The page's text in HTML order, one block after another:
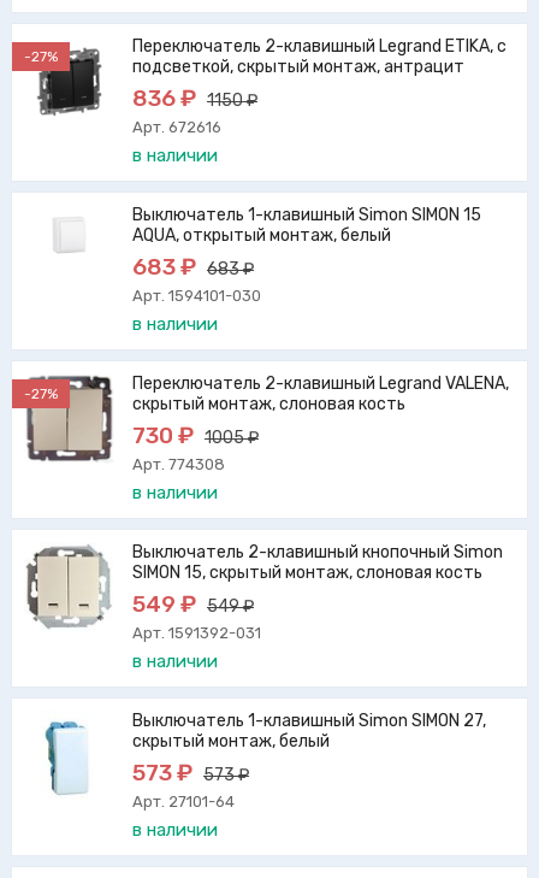
-27%
Переключатель 2-клавишный Legrand ETIKA, с
подсветкой, скрытый монтаж, антрацит
836 ₽ 1150 ₽
Арт. 672616
в наличии
Выключатель 1-клавишный Simon SIMON 15
AQUA, открытый монтаж, белый
683 ₽ 683 ₽
Арт. 1594101-030
в наличии
-27%
Переключатель 2-клавишный Legrand VALENA,
скрытый монтаж, слоновая кость
730 ₽ 1005 ₽
Арт. 774308
в наличии
Выключатель 2-клавишный кнопочный Simon
SIMON 15, скрытый монтаж, слоновая кость
549 ₽ 549 ₽
Арт. 1591392-031
в наличии
Выключатель 1-клавишный Simon SIMON 27,
скрытый монтаж, белый
573 ₽ 573 ₽
Арт. 27101-64
в наличии